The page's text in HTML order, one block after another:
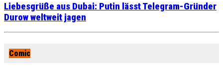
Liebesgrüße aus Dubai: Putin lässt Telegram-Gründer
Durow weltweit jagen
Comic